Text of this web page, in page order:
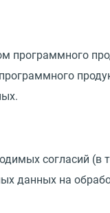
программного
согласий (в
данных на